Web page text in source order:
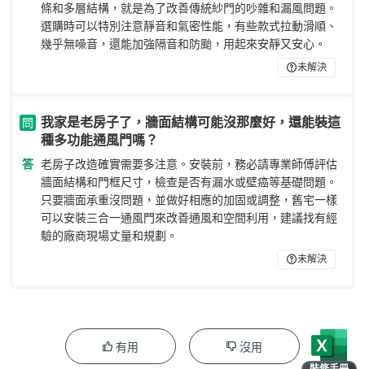
條和多層結構，就是為了改善傳統紗門的吵雜和漏風問題。
選購時可以特別注意靜音和氣密性能，有些款式拉動滑順、
幾乎無噪音，還能加強隔音和防颱，用起來安靜又安心。
未解決
問 我家是老房子了，牆面結構可能沒那麼好，還能裝這
種多功能通風門嗎？
答 老房子改造確實需要多注意。安裝前，務必請專業師傅評估
牆面結構和門框尺寸，檢查是否有漏水或壁癌等基礎問題。
只要牆面承重沒問題，並做好相應的加固或調整，舊宅一樣
可以安裝三合一通風門來改善通風和空間利用，建議找有經
驗的廠商現場丈量和規劃。
未解決
有用 沒用